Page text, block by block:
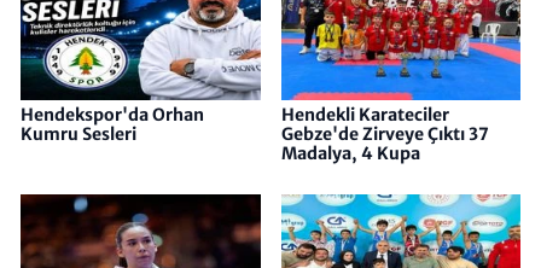
Hendekspor'da Orhan
Kumru Sesleri
Hendekli Karateciler
Gebze'de Zirveye Çıktı 37
Madalya, 4 Kupa